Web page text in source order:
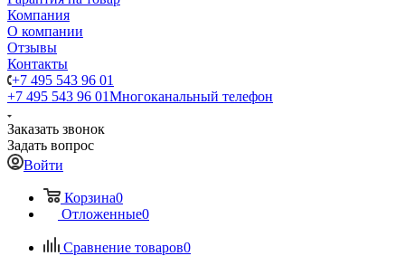
Компания
О компании
Отзывы
Контакты
+7 495 543 96 01
+7 495 543 96 01Многоканальный телефон
Заказать звонок
Задать вопрос
Войти
Корзина0
Отложенные0
Сравнение товаров0